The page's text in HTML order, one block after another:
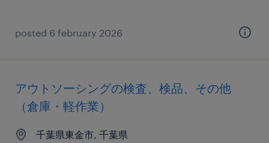
posted 6 february 2026
アウトソーシングの検査、検品、その他
（倉庫・軽作業）
千葉県東金市, 千葉県